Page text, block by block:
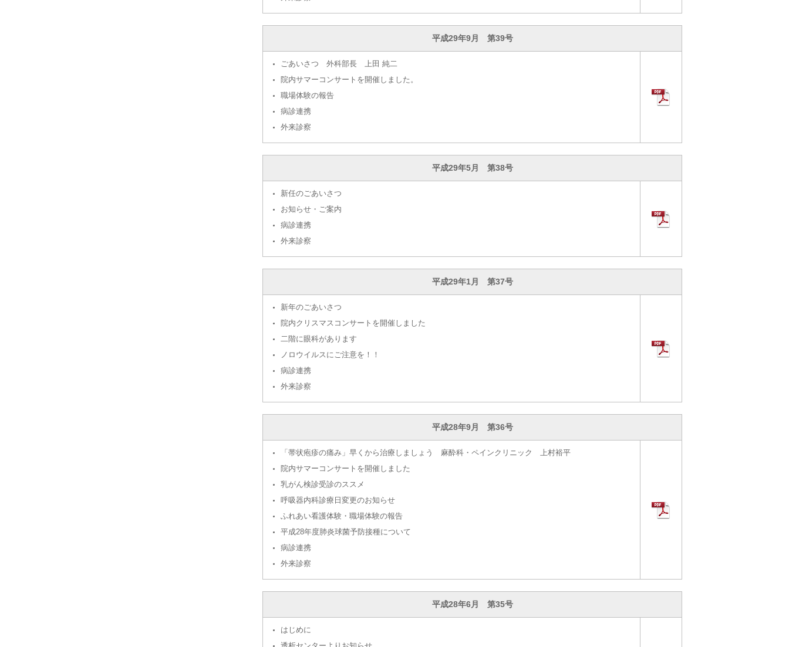
平成29年9月 第39号
ごあいさつ 外科部長 上田 純二
院内サマーコンサートを開催しました。
職場体験の報告
病診連携
外来診察
平成29年5月 第38号
新任のごあいさつ
お知らせ・ご案内
病診連携
外来診察
平成29年1月 第37号
新年のごあいさつ
院内クリスマスコンサートを開催しました
二階に眼科があります
ノロウイルスにご注意を！！
病診連携
外来診察
平成28年9月 第36号
「帯状疱疹の痛み」早くから治療しましょう 麻酔科・ペインクリニック 上村裕平
院内サマーコンサートを開催しました
乳がん検診受診のススメ
呼吸器内科診療日変更のお知らせ
ふれあい看護体験・職場体験の報告
平成28年度肺炎球菌予防接種について
病診連携
外来診察
平成28年6月 第35号
はじめに